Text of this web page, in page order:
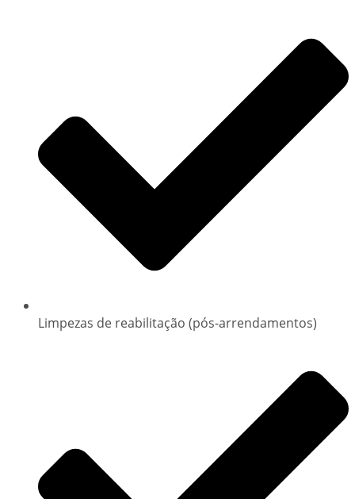
Limpezas de reabilitação (pós-arrendamentos)